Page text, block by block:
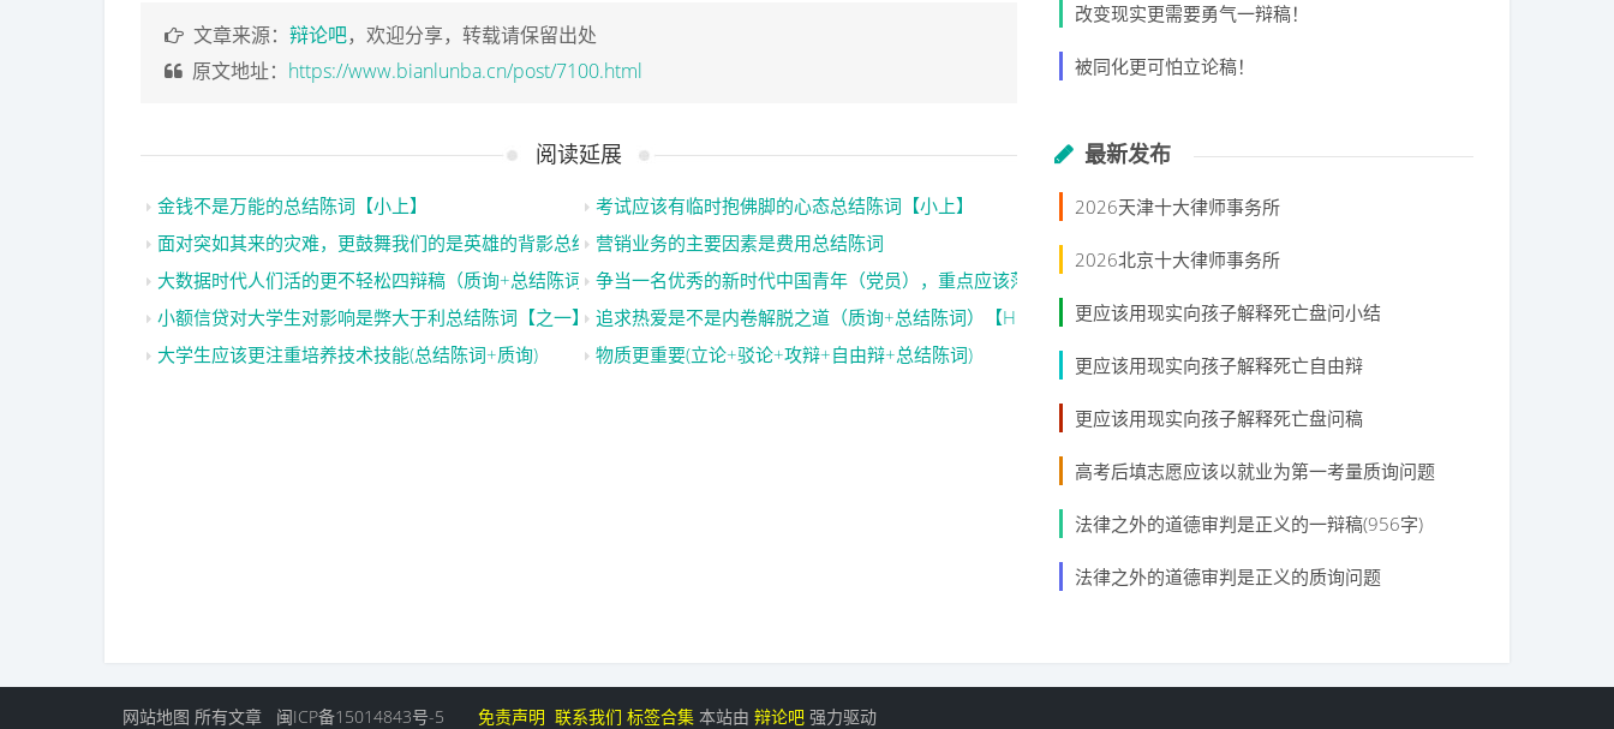
文章来源： 辩论吧，欢迎分享，转载请保留出处
原文地址： https://www.bianlunba.cn/post/7100.html
阅读延展
金钱不是万能的总结陈词【小上】
考试应该有临时抱佛脚的心态总结陈词【小上】
面对突如其来的灾难，更鼓舞我们的是英雄的背影总结陈词【顾北】营销业务的主要因素是费用总结陈词
大数据时代人们活的更不轻松四辩稿（质询+总结陈词）【哎呦喂哟嘿】争当一名优秀的新时代中国青年（党员），重点应该落在行动作为上（自由辩论+总结陈词）【卡卡】
小额信贷对大学生对影响是弊大于利总结陈词【之一】 追求热爱是不是内卷解脱之道（质询+总结陈词）【HM】
大学生应该更注重培养技术技能(总结陈词+质询)
物质更重要(立论+驳论+攻辩+自由辩+总结陈词)
改变现实更需要勇气一辩稿！
被同化更可怕立论稿！
最新发布
2026天津十大律师事务所
2026北京十大律师事务所
更应该用现实向孩子解释死亡盘问小结
更应该用现实向孩子解释死亡自由辩
更应该用现实向孩子解释死亡盘问稿
高考后填志愿应该以就业为第一考量质询问题
法律之外的道德审判是正义的一辩稿(956字)
法律之外的道德审判是正义的质询问题
网站地图 所有文章 闽ICP备15014843号-5 免责声明 联系我们 标签合集 本站由 辩论吧 强力驱动